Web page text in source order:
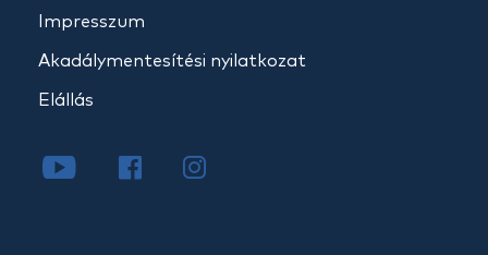
Impresszum
Akadálymentesítési nyilatkozat
Elállás